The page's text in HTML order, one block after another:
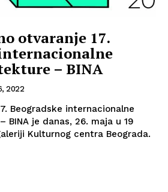
otvaranje 17.
– BINA
2022
Beogradske internacionalne
BINA je danas, 26. maja u 19
Kulturnog centra Beograda.